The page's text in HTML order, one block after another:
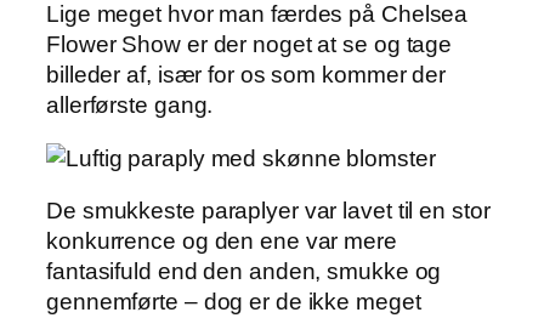
Lige meget hvor man færdes på Chelsea
Flower Show er der noget at se og tage
billeder af, især for os som kommer der
allerførste gang.
De smukkeste paraplyer var lavet til en stor
konkurrence og den ene var mere
fantasifuld end den anden, smukke og
gennemførte – dog er de ikke meget